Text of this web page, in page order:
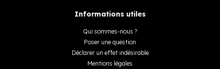
Informations utiles
Qui sommes-nous ?
Poser une question
Déclarer un effet indésirable
Mentions légales